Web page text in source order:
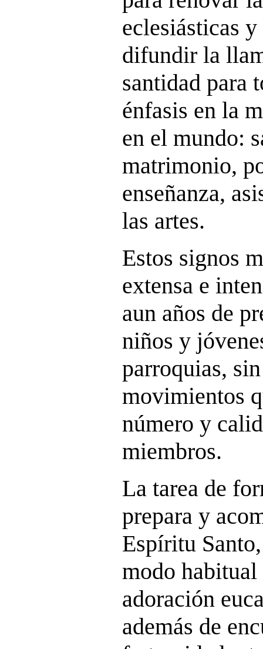
eclesiásticas
difundir la
santidad para
énfasis en la
en el mundo:
matrimonio,
enseñanza,
las artes.
Estos signos
extensa e
aun años de
niños y
parroquias,
movimientos
número y
miembros.
La tarea de
prepara y
Espíritu
modo
adoración
además de